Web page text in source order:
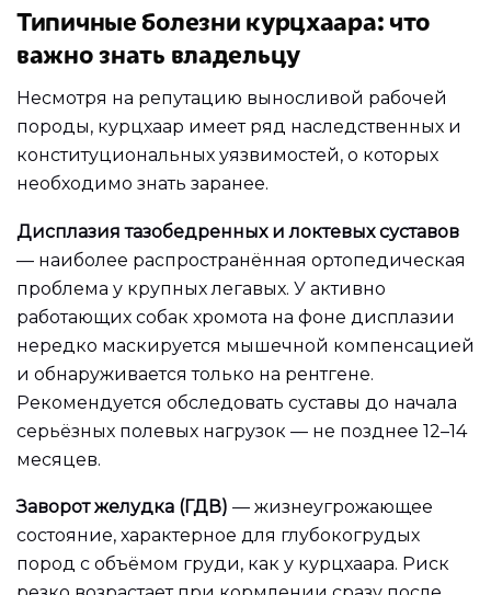
Типичные болезни курцхаара: что
важно знать владельцу
Несмотря на репутацию выносливой рабочей
породы, курцхаар имеет ряд наследственных и
конституциональных уязвимостей, о которых
необходимо знать заранее.
Дисплазия тазобедренных и локтевых суставов
— наиболее распространённая ортопедическая
проблема у крупных легавых. У активно
работающих собак хромота на фоне дисплазии
нередко маскируется мышечной компенсацией
и обнаруживается только на рентгене.
Рекомендуется обследовать суставы до начала
серьёзных полевых нагрузок — не позднее 12–14
месяцев.
Заворот желудка (ГДВ) — жизнеугрожающее
состояние, характерное для глубокогрудых
пород с объёмом груди, как у курцхаара. Риск